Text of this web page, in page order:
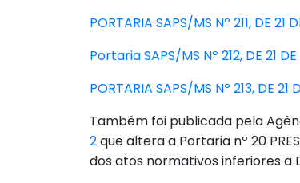
PORTARIA SAPS/MS Nº 211, DE 21
Portaria SAPS/MS Nº 212, DE 21
PORTARIA SAPS/MS Nº 213, DE 21
Também foi publicada pela
2que altera a Portaria nº 20
dos atos normativos inferiores a